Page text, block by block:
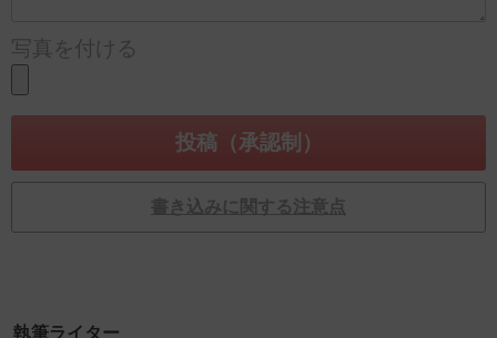
写真を付ける
書き込みに関する注意点
執筆ライター